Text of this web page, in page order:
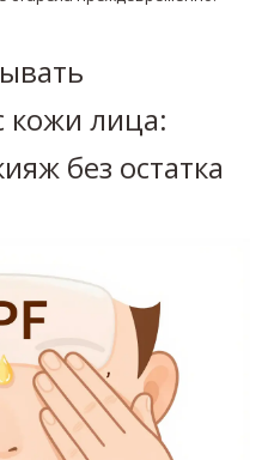
кожи лица:
без остатка